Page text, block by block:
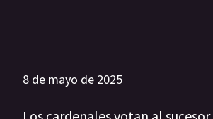
8 de mayo de 2025